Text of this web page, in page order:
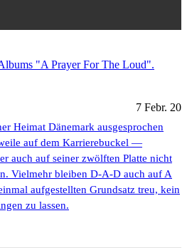
7 Febr. 20
Heimat Dänemark ausgesprochen
auf dem Karrierebuckel —
auch auf seiner zwölften Platte nicht
Vielmehr bleiben D-A-D auch auf A
aufgestellten Grundsatz treu, kein
zu lassen.